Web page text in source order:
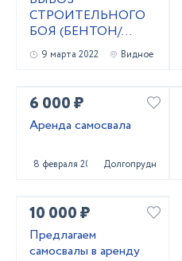
СТРОИТЕЛЬНОГО
БОЯ (БЕНТОН/
КИРПИЧ/СКОЛ)
9 марта 2022 Видное
6 000 ₽
Аренда самосвала
8 февраля 2022 Долгопрудный
10 000 ₽
Предлагаем
самосвалы в аренду